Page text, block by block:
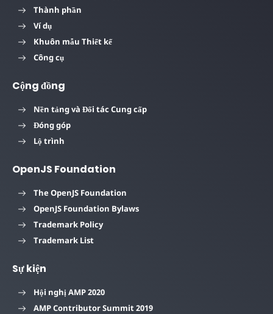
Thành phần
Ví dụ
Khuôn mẫu Thiết kế
Công cụ
Cộng đồng
Nền tảng và Đối tác Cung cấp
Đóng góp
Lộ trình
OpenJS Foundation
The OpenJS Foundation
OpenJS Foundation Bylaws
Trademark Policy
Trademark List
Sự kiện
Hội nghị AMP 2020
AMP Contributor Summit 2019